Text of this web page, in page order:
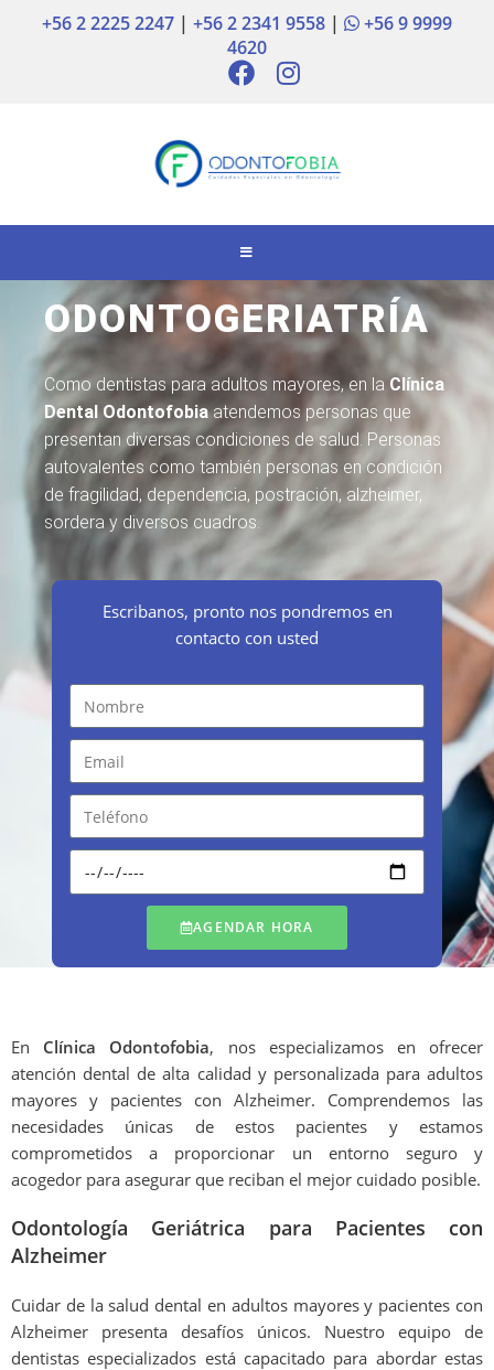
+56 2 2225 2247 | +56 2 2341 9558 |
+56 9 9999
4620
ODONTOGERIATRÍA
Como dentistas para adultos mayores, en la Clínica
Dental Odontofobiaatendemos personas que
presentan diversas condiciones de salud. Personas
autovalentes como también personas en condición
de fragilidad, dependencia, postración, alzheimer,
sordera y diversos cuadros.
Escribanos, pronto nos pondremos en
contacto con usted
AGENDAR HORA
En Clínica Odontofobia, nos especializamos en ofrecer
atención dental de alta calidad y personalizada para adultos
mayores y pacientes con Alzheimer. Comprendemos las
necesidades únicas de estos pacientes y estamos
comprometidos a proporcionar un entorno seguro y
acogedor para asegurar que reciban el mejor cuidado posible.
Odontología Geriátrica para Pacientes con
Alzheimer
Cuidar de la salud dental en adultos mayores y pacientes con
Alzheimer presenta desafíos únicos. Nuestro equipo de
dentistas especializados está capacitado para abordar estas